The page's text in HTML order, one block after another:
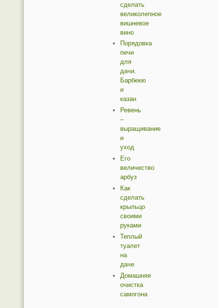
сделать
великолепное
вишневое
вино
Порядовка
печи
для
дачи.
Барбекю
и
казан
Ревень
–
выращивание
и
уход
Его
величество
арбуз
Как
сделать
крыльцо
своими
руками
Теплый
туалет
на
даче
Домашняя
очистка
самогона